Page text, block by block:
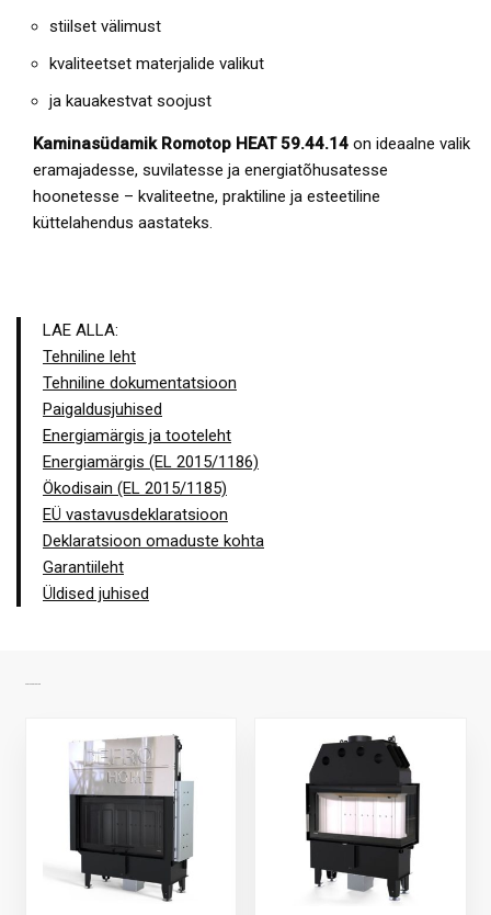
stiilset välimust
kvaliteetset materjalide valikut
ja kauakestvat soojust
Kaminasüdamik Romotop HEAT 59.44.14 on ideaalne valik
eramajadesse, suvilatesse ja energiatõhusatesse
hoonetesse – kvaliteetne, praktiline ja esteetiline
küttelahendus aastateks.
LAE ALLA:
Tehniline leht
Tehniline dokumentatsioon
Paigaldusjuhised
Energiamärgis ja tooteleht
Energiamärgis (EL 2015/1186)
Ökodisain (EL 2015/1185)
EÜ vastavusdeklaratsioon
Deklaratsioon omaduste kohta
Garantiileht
Üldised juhised